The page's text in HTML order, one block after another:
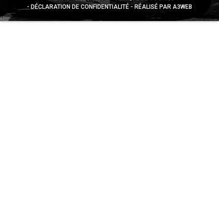
DÉCLARATION DE CONFIDENTIALITÉ
RÉALISÉ PAR A3WEB